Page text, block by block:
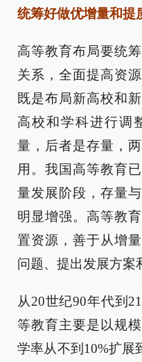
统筹好做优增量和提
高等教育布局要统
关系，全面提高资
既是布局新高校和
高校和学科进行调
量，后者是存量，
用。我国高等教育
量发展阶段，存量
明显增强。高等教
置资源，善于从增
问题、提出发展方案
从20世纪90年代到
等教育主要是以规
学率从不到10%扩展